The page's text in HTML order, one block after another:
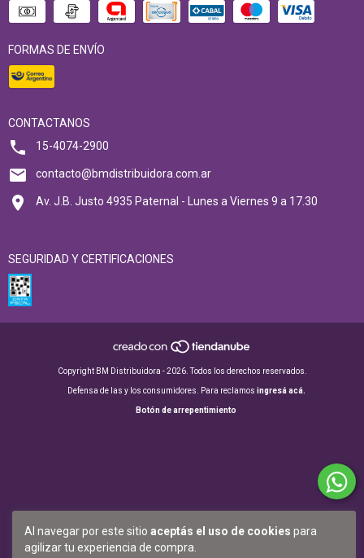
Al navegar por este sitio aceptás el uso de cookies para
agilizar tu experiencia de compra.
FORMAS DE ENVÍO
CONTACTANOS
15-4074-2900
contacto@bmdistribuidora.com.ar
Av. J.B. Justo 4935 Paternal - Lunes a Viernes 9 a 17.30
SEGURIDAD Y CERTIFICACIONES
Copyright BM Distribuidora - 2026. Todos los derechos reservados.
Defensa de las y los consumidores. Para reclamos ingresá acá.
Botón de arrepentimiento